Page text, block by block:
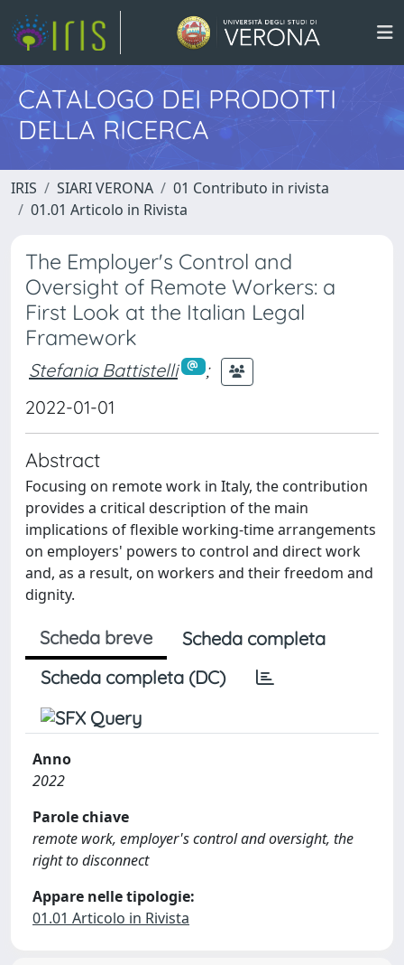
CATALOGO DEI PRODOTTI
DELLA RICERCA
IRIS SIARI VERONA
01 Contributo in rivista
01.01 Articolo in Rivista
The Employer's Control and
Oversight of Remote Workers: a
First Look at the Italian Legal
Framework
Stefania Battistelli
;
2022-01-01
Abstract
Focusing on remote work in Italy, the contribution
provides a critical description of the main
implications of flexible working-time arrangements
on employers' powers to control and direct work
and, as a result, on workers and their freedom and
dignity.
Scheda breve
Scheda completa
Scheda completa (DC)
Anno
2022
Parole chiave
remote work, employer's control and oversight, the
right to disconnect
Appare nelle tipologie:
01.01 Articolo in Rivista